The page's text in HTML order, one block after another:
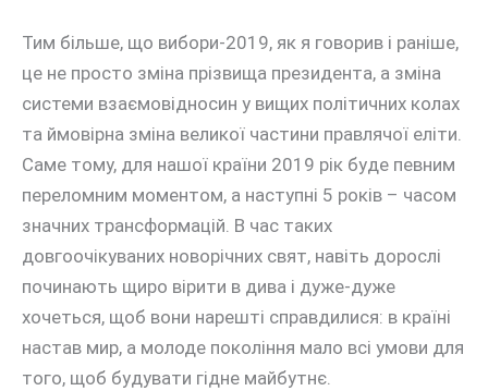
Тим більше, що вибори-2019, як я говорив і раніше,
це не просто зміна прізвища президента, а зміна
системи взаємовідносин у вищих політичних колах
та ймовірна зміна великої частини правлячої еліти.
Саме тому, для нашої країни 2019 рік буде певним
переломним моментом, а наступні 5 років – часом
значних трансформацій. В час таких
довгоочікуваних новорічних свят, навіть дорослі
починають щиро вірити в дива і дуже-дуже
хочеться, щоб вони нарешті справдилися: в країні
настав мир, а молоде покоління мало всі умови для
того, щоб будувати гідне майбутнє.